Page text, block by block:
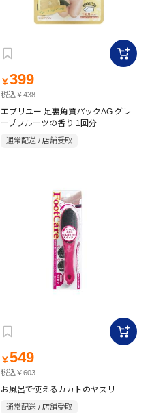
￥399
税込￥438
エブリユー 足裏角質パックAG グレ
ープフルーツの香り 1回分
通常配送 / 店舗受取
￥549
税込￥603
お風呂で使えるカカトのヤスリ
通常配送 / 店舗受取